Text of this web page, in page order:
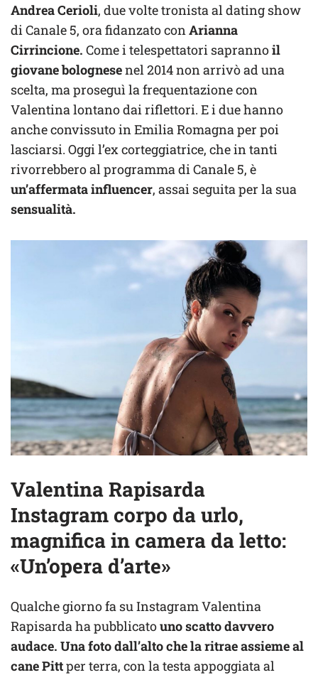
Andrea Cerioli, due volte tronista al dating show
di Canale 5, ora fidanzato conArianna
Cirrincione. Come i telespettatori saprannoil
giovane bolognesenel 2014 non arrivò ad una
scelta, ma proseguì la frequentazione con
Valentina lontano dai riflettori. E i due hanno
anche convissuto in Emilia Romagna per poi
lasciarsi. Oggi l’ex corteggiatrice, che in tanti
rivorrebbero al programma di Canale 5, è
un’affermata influencer, assai seguita per la sua
sensualità.
Valentina Rapisarda
Instagram corpo da urlo,
magnifica in camera da letto:
«Un’opera d’arte»
Qualche giorno fa su Instagram Valentina
Rapisarda ha pubblicatouno scatto davvero
audace. Una foto dall’alto che la ritrae assieme al
cane Pittper terra, con la testa appoggiata al